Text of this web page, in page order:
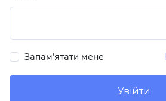
Запам'ятати мене
Увійти